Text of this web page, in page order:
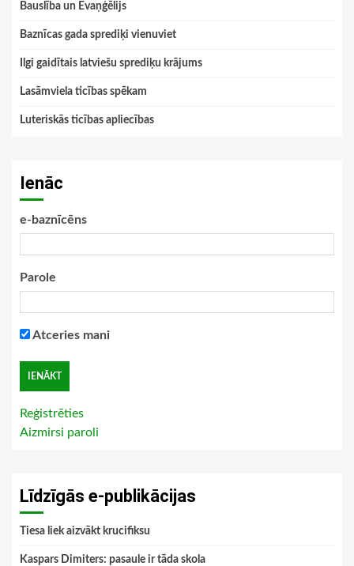
Bauslība un Evaņģēlijs
Baznīcas gada sprediķi vienuviet
Ilgi gaidītais latviešu sprediķu krājums
Lasāmviela ticības spēkam
Luteriskās ticības apliecības
Ienāc
e-baznīcēns
Parole
Atceries mani
Reģistrēties
Aizmirsi paroli
Līdzīgās e-publikācijas
Tiesa liek aizvākt krucifiksu
Kaspars Dimiters: pasaule ir tāda skola